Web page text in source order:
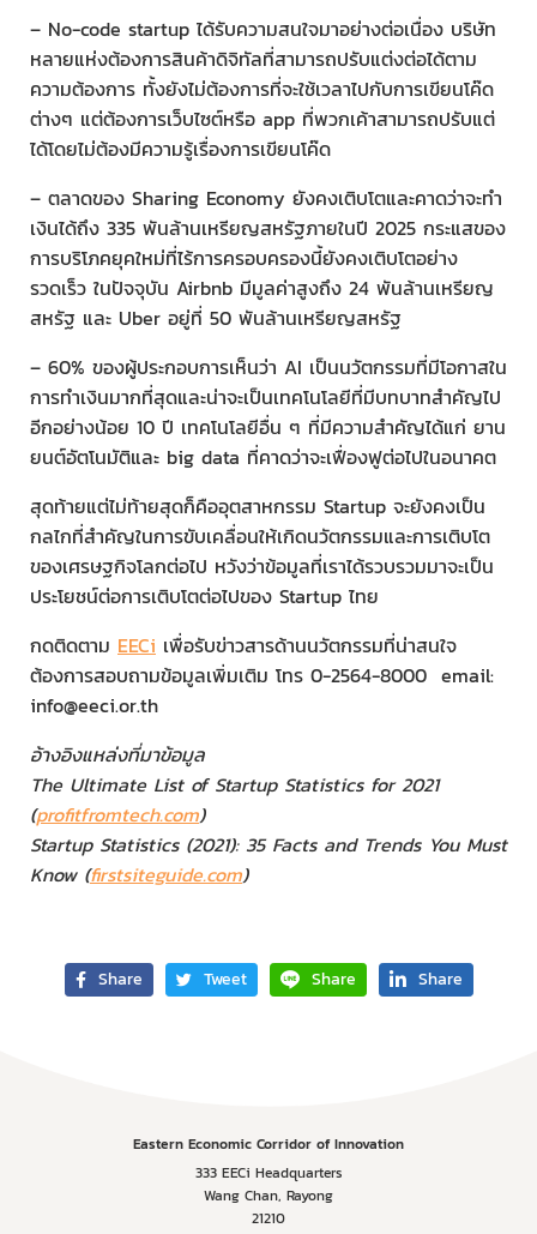
– No-code startup ได้รับความสนใจมาอย่างต่อเนื่อง บริษัท
หลายแห่งต้องการสินค้าดิจิทัลที่สามารถปรับแต่งต่อได้ตาม
ความต้องการ ทั้งยังไม่ต้องการที่จะใช้เวลาไปกับการเขียนโค๊ด
ต่างๆ แต่ต้องการเว็บไซต์หรือ app ที่พวกเค้าสามารถปรับแต่
ได้โดยไม่ต้องมีความรู้เรื่องการเขียนโค๊ด
– ตลาดของ Sharing Economy ยังคงเติบโตและคาดว่าจะทำ
เงินได้ถึง 335 พันล้านเหรียญสหรัฐภายในปี 2025 กระแสของ
การบริโภคยุคใหม่ที่ไร้การครอบครองนี้ยังคงเติบโตอย่าง
รวดเร็ว ในปัจจุบัน Airbnb มีมูลค่าสูงถึง 24 พันล้านเหรียญ
สหรัฐ และ Uber อยู่ที่ 50 พันล้านเหรียญสหรัฐ
– 60% ของผู้ประกอบการเห็นว่า AI เป็นนวัตกรรมที่มีโอกาสใน
การทำเงินมากที่สุดและน่าจะเป็นเทคโนโลยีที่มีบทบาทสำคัญไป
อีกอย่างน้อย 10 ปี เทคโนโลยีอื่น ๆ ที่มีความสำคัญได้แก่ ยาน
ยนต์อัตโนมัติและ big data ที่คาดว่าจะเฟื่องฟูต่อไปในอนาคต
สุดท้ายแต่ไม่ท้ายสุดก็คืออุตสาหกรรม Startup จะยังคงเป็น
กลไกที่สำคัญในการขับเคลื่อนให้เกิดนวัตกรรมและการเติบโต
ของเศรษฐกิจโลกต่อไป หวังว่าข้อมูลที่เราได้รวบรวมมาจะเป็น
ประโยชน์ต่อการเติบโตต่อไปของ Startup ไทย
กดติดตาม EECi เพื่อรับข่าวสารด้านนวัตกรรมที่น่าสนใจ
ต้องการสอบถามข้อมูลเพิ่มเติม โทร 0-2564-8000 email:
info@eeci.or.th
อ้างอิงแหล่งที่มาข้อมูล
The Ultimate List of Startup Statistics for 2021
(profitfromtech.com)
Startup Statistics (2021): 35 Facts and Trends You Must
Know (firstsiteguide.com)
Share Tweet Share Share
Eastern Economic Corridor of Innovation
333 EECi Headquarters
Wang Chan, Rayong
21210